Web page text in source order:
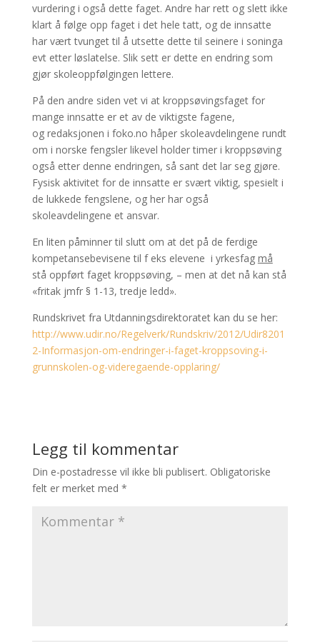
vurdering i også dette faget. Andre har rett og slett ikke
klart å følge opp faget i det hele tatt, og de innsatte
har vært tvunget til å utsette dette til seinere i soninga
evt etter løslatelse. Slik sett er dette en endring som
gjør skoleoppfølgingen lettere.
På den andre siden vet vi at kroppsøvingsfaget for
mange innsatte er et av de viktigste fagene,
og redaksjonen i foko.no håper skoleavdelingene rundt
om i norske fengsler likevel holder timer i kroppsøving
også etter denne endringen, så sant det lar seg gjøre.
Fysisk aktivitet for de innsatte er svært viktig, spesielt i
de lukkede fengslene, og her har også
skoleavdelingene et ansvar.
En liten påminner til slutt om at det på de ferdige
kompetansebevisene til f eks elevene i yrkesfag må
stå oppført faget kroppsøving, – men at det nå kan stå
«fritak jmfr § 1-13, tredje ledd».
Rundskrivet fra Utdanningsdirektoratet kan du se her:
http://www.udir.no/Regelverk/Rundskriv/2012/Udir8201
2-Informasjon-om-endringer-i-faget-kroppsoving-i-
grunnskolen-og-videregaende-opplaring/
Legg til kommentar
Din e-postadresse vil ikke bli publisert. Obligatoriske
felt er merket med *